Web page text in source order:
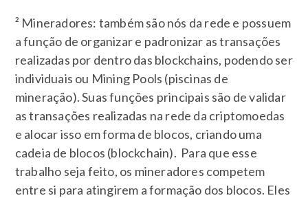
² Mineradores: também são nós da rede e possuem
a função de organizar e padronizar as transações
realizadas por dentro das blockchains, podendo ser
individuais ou Mining Pools (piscinas de
mineração). Suas funções principais são de validar
as transações realizadas na rede da criptomoedas
e alocar isso em forma de blocos, criando uma
cadeia de blocos (blockchain). Para que esse
trabalho seja feito, os mineradores competem
entre si para atingirem a formação dos blocos. Eles